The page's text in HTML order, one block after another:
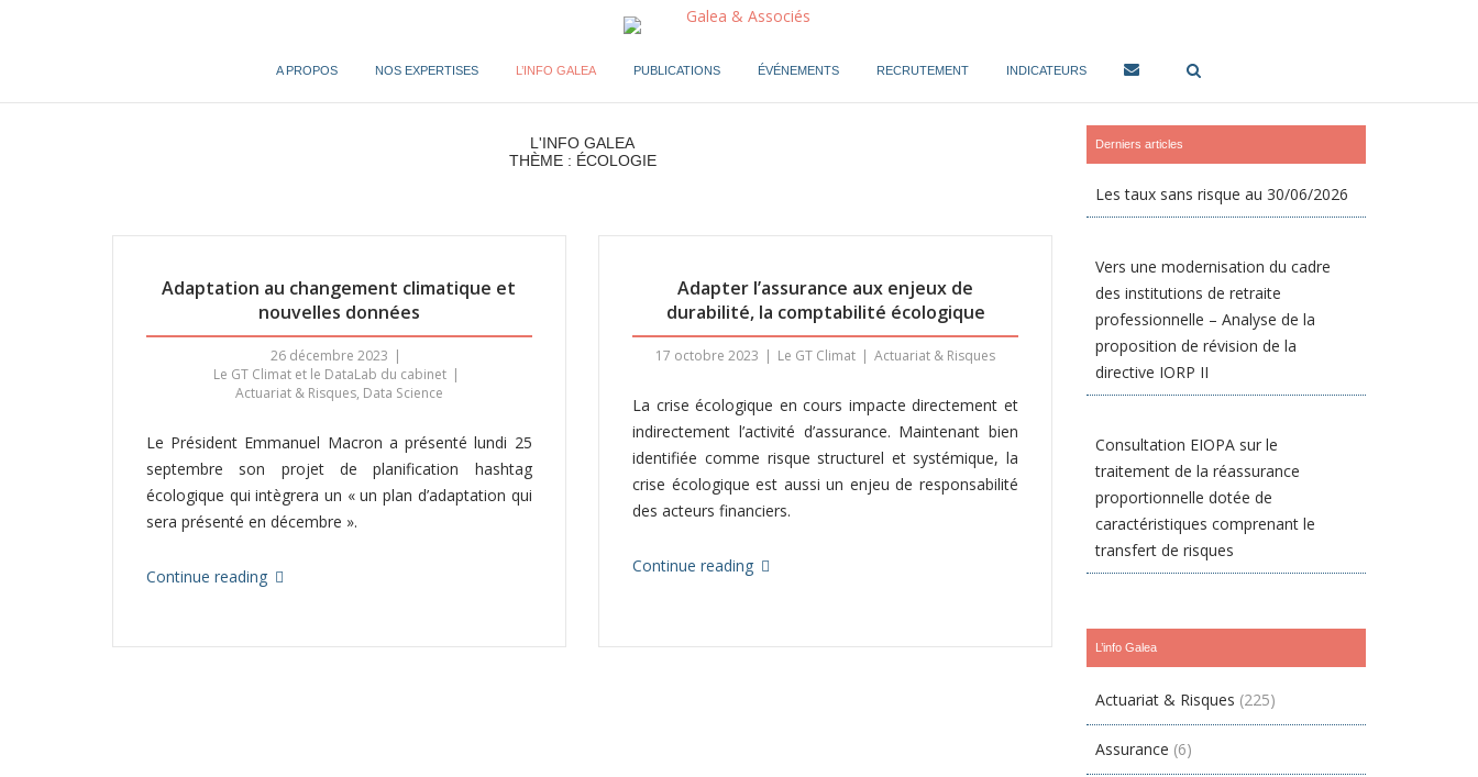
A PROPOS NOS EXPERTISES L’INFO GALEA PUBLICATIONS ÉVÉNEMENTS RECRUTEMENT INDICATEURS
L'INFO GALEA
THÈME : ÉCOLOGIE
Adaptation au changement climatique et
nouvelles données
26 décembre 2023
Le GT Climat et le DataLab du cabinet
Actuariat & Risques, Data Science
Le Président Emmanuel Macron a présenté lundi 25
septembre son projet de planification hashtag
écologique qui intègrera un « un plan d’adaptation qui
sera présenté en décembre ».
Continue reading
Adapter l’assurance aux enjeux de
durabilité, la comptabilité écologique
17 octobre 2023 Le GT Climat Actuariat & Risques
La crise écologique en cours impacte directement et
indirectement l’activité d’assurance. Maintenant bien
identifiée comme risque structurel et systémique, la
crise écologique est aussi un enjeu de responsabilité
des acteurs financiers.
Continue reading
Derniers articles
Les taux sans risque au 30/06/2026
Vers une modernisation du cadre
des institutions de retraite
professionnelle – Analyse de la
proposition de révision de la
directive IORP II
Consultation EIOPA sur le
traitement de la réassurance
proportionnelle dotée de
caractéristiques comprenant le
transfert de risques
L’info Galea
Actuariat & Risques (225)
Assurance (6)